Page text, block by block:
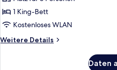
Meerblick
(Balcony)
1 King-Bett
Kostenloses WLAN
Weitere Details
Weitere
Daten